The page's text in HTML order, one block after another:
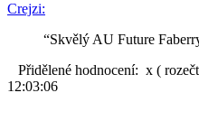
Crejzi:
“Skvělý AU Future
Přidělené hodnocení: x (
12:03:06